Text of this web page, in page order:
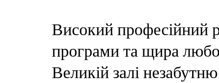
Високий професійний
програми та щира
Великій залі